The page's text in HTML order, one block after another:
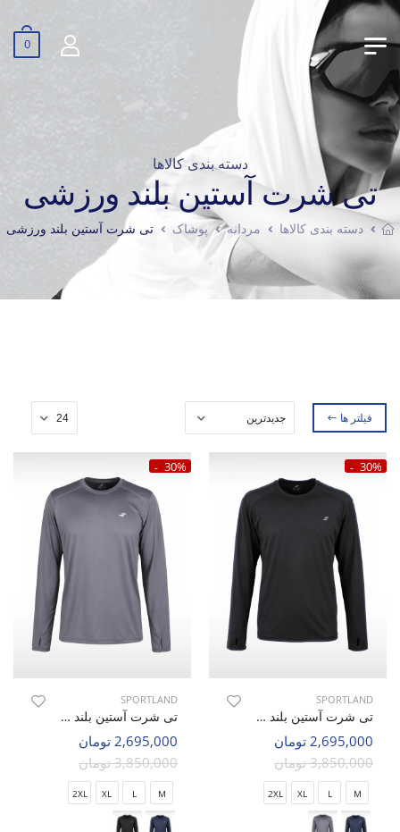
0
دسته بندی کالاها
تی شرت آستین بلند ورزشی
دسته بندی کالاها مردانه پوشاک تی شرت آستین بلند ورزشی
فیلتر ها
30%
SPORTLAND
تی شرت آستین بلند ورزشی مردانه اسپورتلند SHIFT Performance M
2,695,000 تومان
3,850,000 تومان
M
L
XL
2XL
30%
SPORTLAND
تی شرت آستین بلند ورزشی مردانه اسپورتلند SHIFT Performance M
2,695,000 تومان
3,850,000 تومان
M
L
XL
2XL